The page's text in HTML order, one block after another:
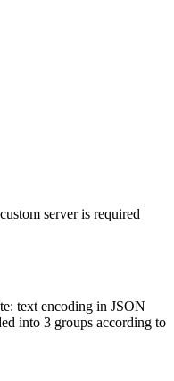
server is required
text encoding in JSON
into 3 groups according to